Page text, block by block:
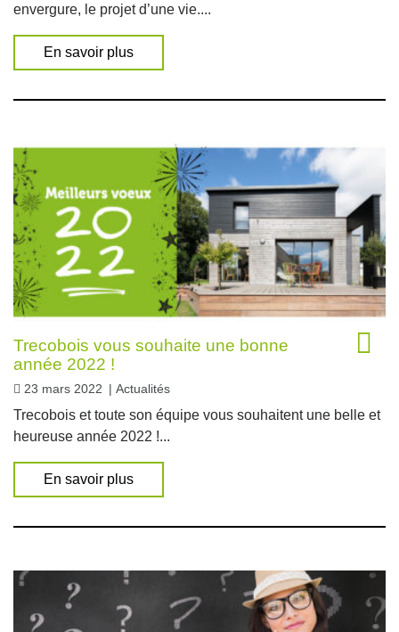
envergure, le projet d’une vie....
En savoir plus
Trecobois vous souhaite une bonne
année 2022 !
23 mars 2022 | Actualités
Trecobois et toute son équipe vous souhaitent une belle et
heureuse année 2022 !...
En savoir plus